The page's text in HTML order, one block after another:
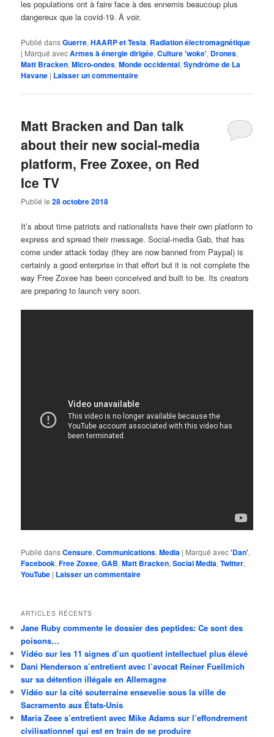
les populations ont à faire face à des ennemis beaucoup plus
dangereux que la covid-19. À voir.
Publié dansGuerre,HAARP et Tesla, Radiation électromagnétique
| Marqué avecArmes à énergie dirigée,Culture 'woke', Drones,
Matt Bracken,Micro-ondes,Monde occidental,Syndrôme de La
Havane | Laisser un commentaire
Matt Bracken and Dan talk
about their new social-media
platform, Free Zoxee, on Red
Ice TV
Publié le28 octobre 2018
It’s about time patriots and nationalists have their own platform to
express and spread their message. Social-media Gab, that has
come under attack today (they are now banned from Paypal) is
certainly a good enterprise in that effort but it is not complete the
way Free Zoxee has been conceived and built to be. Its creators
are preparing to launch very soon.
Publié dansCensure,Communications,Media | Marqué avec'Dan',
Facebook,Free Zoxee,GAB,Matt Bracken,Social Media,Twitter,
YouTube | Laisser un commentaire
ARTICLES RÉCENTS
Jane Ruby commente le dossier des peptides: Ce sont des
poisons…
Vidéo sur les 11 signes d’un quotient intellectuel plus élevé
Dani Henderson s’entretient avec l’avocat Reiner Fuellmich
sur sa détention illégale en Allemagne
Vidéo sur la cité souterraine ensevelie sous la ville de
Sacramento aux États-Unis
Maria Zeee s’entretient avec Mike Adams sur l’effondrement
civilisationnel qui est en train de se produire